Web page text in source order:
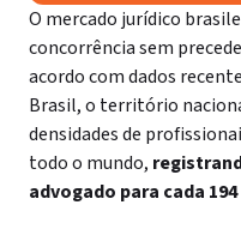
O mercado jurídico
concorrência sem
acordo com dados
Brasil, o território
densidades de
todo o mundo,
advogado para cada